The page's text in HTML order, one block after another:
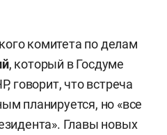
комитета по делам
, который в Госдуме
говорит, что встреча
планируется, но «все
Главы новых